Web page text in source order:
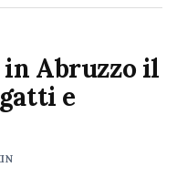
Abruzzo il
e